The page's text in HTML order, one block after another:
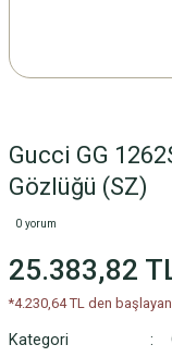
Gucci GG
Gözlüğü (SZ)
0 yorum
25.383,82
*4.230,64 TL den
Kategori